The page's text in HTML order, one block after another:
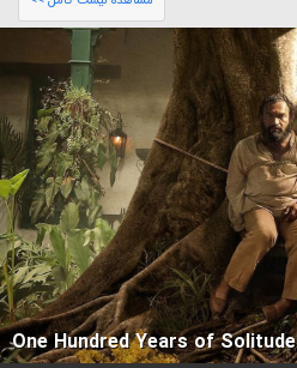
One Hundred Years of Solitude